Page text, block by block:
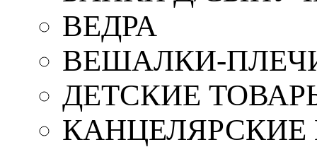
ВЕДРА
ВЕШАЛКИ-
ДЕТСКИЕ